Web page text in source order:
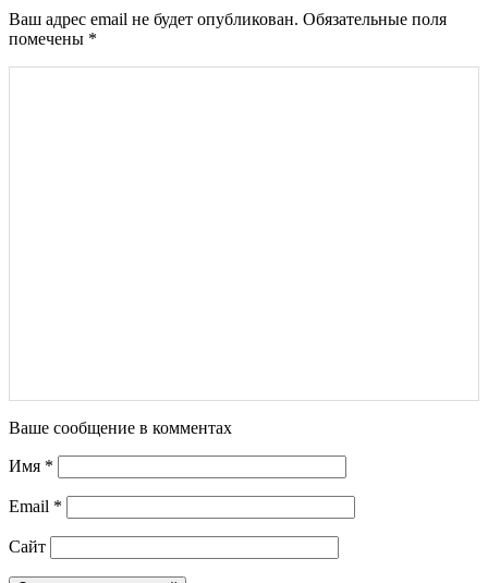
Ваш адрес email не будет опубликован. Обязательные поля
помечены *
Ваше сообщение в комментах
Имя *
Email *
Сайт